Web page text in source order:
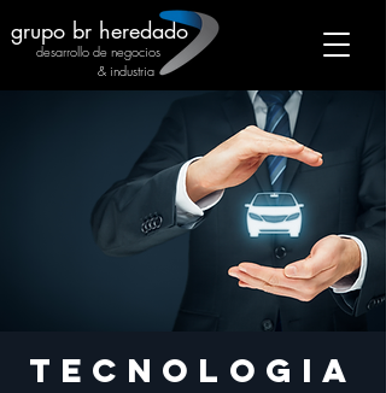
grupo br heredado
& industria
desarrollo de negocios
TECNOLOGIA